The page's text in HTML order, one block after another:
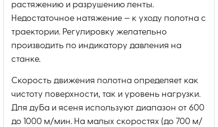
растяжению и разрушению ленты.
Недостаточное натяжение — к уходу полотна с
траектории. Регулировку желательно
производить по индикатору давления на
станке.
Скорость движения полотна определяет как
чистоту поверхности, так и уровень нагрузки.
Для дуба и ясеня используют диапазон от 600
до 1000 м/мин. На малых скоростях (до 700 м/